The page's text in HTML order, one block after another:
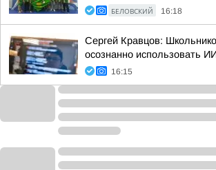
БЕЛОВСКИЙ 16:18
Сергей Кравцов:
осознанно использовать
16:15